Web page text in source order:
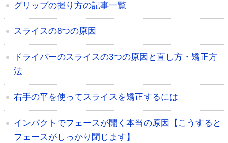
グリップの握り方の記事一覧
スライスの8つの原因
ドライバーのスライスの3つの原因と直し方・矯正方
法
右手の平を使ってスライスを矯正するには
インパクトでフェースが開く本当の原因【こうすると
フェースがしっかり閉じます】